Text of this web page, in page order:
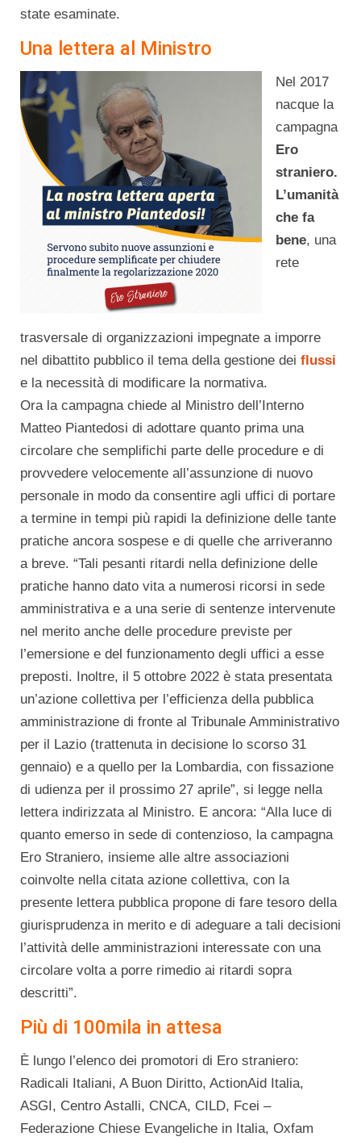
state esaminate.
Una lettera al Ministro
Nel 2017
nacque la
campagna
Ero
straniero.
L’umanità
che fa
bene, una
rete
trasversale di organizzazioni impegnate a imporre
nel dibattito pubblico il tema della gestione dei flussi
e la necessità di modificare la normativa.
Ora la campagna chiede al Ministro dell’Interno
Matteo Piantedosi di adottare quanto prima una
circolare che semplifichi parte delle procedure e di
provvedere velocemente all’assunzione di nuovo
personale in modo da consentire agli uffici di portare
a termine in tempi più rapidi la definizione delle tante
pratiche ancora sospese e di quelle che arriveranno
a breve. “Tali pesanti ritardi nella definizione delle
pratiche hanno dato vita a numerosi ricorsi in sede
amministrativa e a una serie di sentenze intervenute
nel merito anche delle procedure previste per
l’emersione e del funzionamento degli uffici a esse
preposti. Inoltre, il 5 ottobre 2022 è stata presentata
un’azione collettiva per l’efficienza della pubblica
amministrazione di fronte al Tribunale Amministrativo
per il Lazio (trattenuta in decisione lo scorso 31
gennaio) e a quello per la Lombardia, con fissazione
di udienza per il prossimo 27 aprile”, si legge nella
lettera indirizzata al Ministro. E ancora: “Alla luce di
quanto emerso in sede di contenzioso, la campagna
Ero Straniero, insieme alle altre associazioni
coinvolte nella citata azione collettiva, con la
presente lettera pubblica propone di fare tesoro della
giurisprudenza in merito e di adeguare a tali decisioni
l’attività delle amministrazioni interessate con una
circolare volta a porre rimedio ai ritardi sopra
descritti”.
Più di 100mila in attesa
È lungo l’elenco dei promotori di Ero straniero:
Radicali Italiani, A Buon Diritto, ActionAid Italia,
ASGI, Centro Astalli, CNCA, CILD, Fcei –
Federazione Chiese Evangeliche in Italia, Oxfam